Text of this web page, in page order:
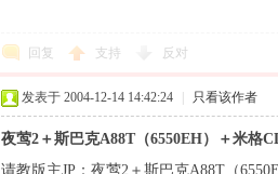
回复 支持 反对
发表于 2004-12-14 14:42:24 只看该作者
夜莺2＋斯巴克A88T（6550EH）＋米格
请教版主JP：夜莺2＋斯巴克A88T（